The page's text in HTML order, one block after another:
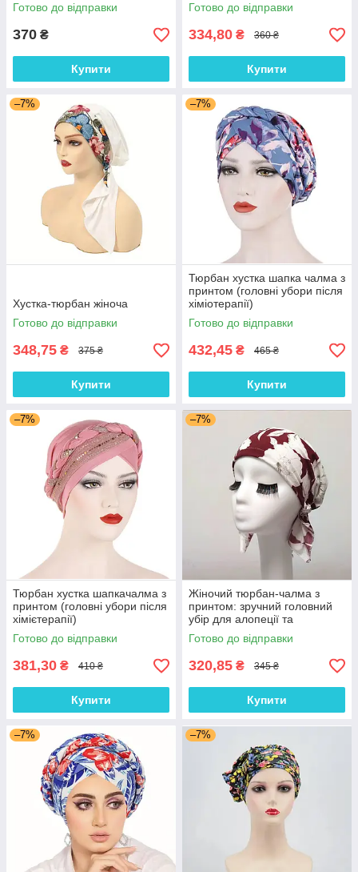
Готово до відправки
370 ₴
Купити
Готово до відправки
334,80 ₴ 360 ₴
Купити
–7%
Хустка-тюрбан жіноча
Готово до відправки
348,75 ₴ 375 ₴
Купити
–7%
Тюрбан хустка шапка чалма з
принтом (головні убори після
хіміотерапії)
Готово до відправки
432,45 ₴ 465 ₴
Купити
–7%
Тюрбан хустка шапкачалма з
принтом (головні убори після
хімієтерапії)
Готово до відправки
381,30 ₴ 410 ₴
Купити
–7%
Жіночий тюрбан-чалма з
принтом: зручний головний
убір для алопеції та
відновлення після
хімієтерапії
Готово до відправки
320,85 ₴ 345 ₴
Купити
–7% –7%